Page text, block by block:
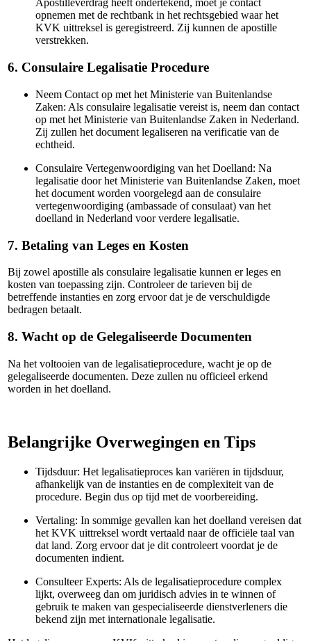
Apostilleverdrag heeft ondertekend, moet je contact
opnemen met de rechtbank in het rechtsgebied waar het
KVK uittreksel is geregistreerd. Zij kunnen de apostille
verstrekken.
6. Consulaire Legalisatie Procedure
Neem Contact op met het Ministerie van Buitenlandse
Zaken: Als consulaire legalisatie vereist is, neem dan contact
op met het Ministerie van Buitenlandse Zaken in Nederland.
Zij zullen het document legaliseren na verificatie van de
echtheid.
Consulaire Vertegenwoordiging van het Doelland: Na
legalisatie door het Ministerie van Buitenlandse Zaken, moet
het document worden voorgelegd aan de consulaire
vertegenwoordiging (ambassade of consulaat) van het
doelland in Nederland voor verdere legalisatie.
7. Betaling van Leges en Kosten
Bij zowel apostille als consulaire legalisatie kunnen er leges en
kosten van toepassing zijn. Controleer de tarieven bij de
betreffende instanties en zorg ervoor dat je de verschuldigde
bedragen betaalt.
8. Wacht op de Gelegaliseerde Documenten
Na het voltooien van de legalisatieprocedure, wacht je op de
gelegaliseerde documenten. Deze zullen nu officieel erkend
worden in het doelland.
Belangrijke Overwegingen en Tips
Tijdsduur: Het legalisatieproces kan variëren in tijdsduur,
afhankelijk van de instanties en de complexiteit van de
procedure. Begin dus op tijd met de voorbereiding.
Vertaling: In sommige gevallen kan het doelland vereisen dat
het KVK uittreksel wordt vertaald naar de officiële taal van
dat land. Zorg ervoor dat je dit controleert voordat je de
documenten indient.
Consulteer Experts: Als de legalisatieprocedure complex
lijkt, overweeg dan om juridisch advies in te winnen of
gebruik te maken van gespecialiseerde dienstverleners die
bekend zijn met internationale legalisatie.